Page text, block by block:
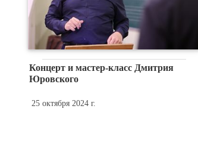
Концерт и мастер-класс Дмитрия
Юровского
25 октября 2024 г.